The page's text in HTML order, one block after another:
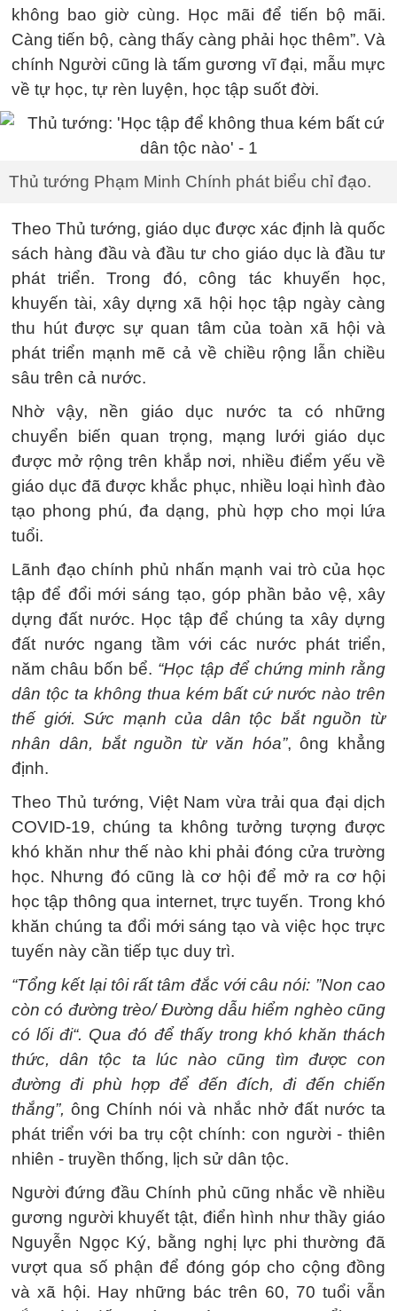
không bao giờ cùng. Học mãi để tiến bộ mãi.
Càng tiến bộ, càng thấy càng phải học thêm”. Và
chính Người cũng là tấm gương vĩ đại, mẫu mực
về tự học, tự rèn luyện, học tập suốt đời.
Thủ tướng Phạm Minh Chính phát biểu chỉ đạo.
Theo Thủ tướng, giáo dục được xác định là quốc
sách hàng đầu và đầu tư cho giáo dục là đầu tư
phát triển. Trong đó, công tác khuyến học,
khuyến tài, xây dựng xã hội học tập ngày càng
thu hút được sự quan tâm của toàn xã hội và
phát triển mạnh mẽ cả về chiều rộng lẫn chiều
sâu trên cả nước.
Nhờ vậy, nền giáo dục nước ta có những
chuyển biến quan trọng, mạng lưới giáo dục
được mở rộng trên khắp nơi, nhiều điểm yếu về
giáo dục đã được khắc phục, nhiều loại hình đào
tạo phong phú, đa dạng, phù hợp cho mọi lứa
tuổi.
Lãnh đạo chính phủ nhấn mạnh vai trò của học
tập để đổi mới sáng tạo, góp phần bảo vệ, xây
dựng đất nước. Học tập để chúng ta xây dựng
đất nước ngang tầm với các nước phát triển,
năm châu bốn bể. “Học tập để chứng minh rằng
dân tộc ta không thua kém bất cứ nước nào trên
thế giới. Sức mạnh của dân tộc bắt nguồn từ
nhân dân, bắt nguồn từ văn hóa”, ông khẳng
định.
Theo Thủ tướng, Việt Nam vừa trải qua đại dịch
COVID-19, chúng ta không tưởng tượng được
khó khăn như thế nào khi phải đóng cửa trường
học. Nhưng đó cũng là cơ hội để mở ra cơ hội
học tập thông qua internet, trực tuyến. Trong khó
khăn chúng ta đổi mới sáng tạo và việc học trực
tuyến này cần tiếp tục duy trì.
“Tổng kết lại tôi rất tâm đắc với câu nói: ”Non cao
còn có đường trèo/ Đường dẫu hiểm nghèo cũng
có lối đi“. Qua đó để thấy trong khó khăn thách
thức, dân tộc ta lúc nào cũng tìm được con
đường đi phù hợp để đến đích, đi đến chiến
thắng”, ông Chính nói và nhắc nhở đất nước ta
phát triển với ba trụ cột chính: con người - thiên
nhiên - truyền thống, lịch sử dân tộc.
Người đứng đầu Chính phủ cũng nhắc về nhiều
gương người khuyết tật, điển hình như thầy giáo
Nguyễn Ngọc Ký, bằng nghị lực phi thường đã
vượt qua số phận để đóng góp cho cộng đồng
và xã hội. Hay những bác trên 60, 70 tuổi vẫn